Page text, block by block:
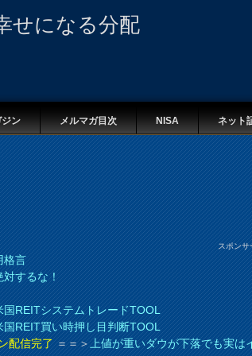
せになる分配
ン メルマガ目次 NISA ネット
スポンサ
格言
するな！
REITシステムトレードTOOL
REIT買い時押し目判断TOOL
配信完了＝＝＞上値が重いダウが下落でも実は